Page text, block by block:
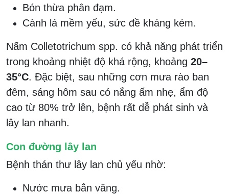
Bón thừa phân đạm.
Cành lá mềm yếu, sức đề kháng kém.
Nấm Colletotrichum spp. có khả năng phát triển
trong khoảng nhiệt độ khá rộng, khoảng 20–
35°C. Đặc biệt, sau những cơn mưa rào ban
đêm, sáng hôm sau có nắng ấm nhẹ, ẩm độ
cao từ 80% trở lên, bệnh rất dễ phát sinh và
lây lan nhanh.
Con đường lây lan
Bệnh thán thư lây lan chủ yếu nhờ:
Nước mưa bắn văng.